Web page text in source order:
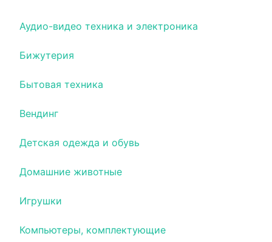
Аудио-видео техника и электроника
Бижутерия
Бытовая техника
Вендинг
Детская одежда и обувь
Домашние животные
Игрушки
Компьютеры, комплектующие